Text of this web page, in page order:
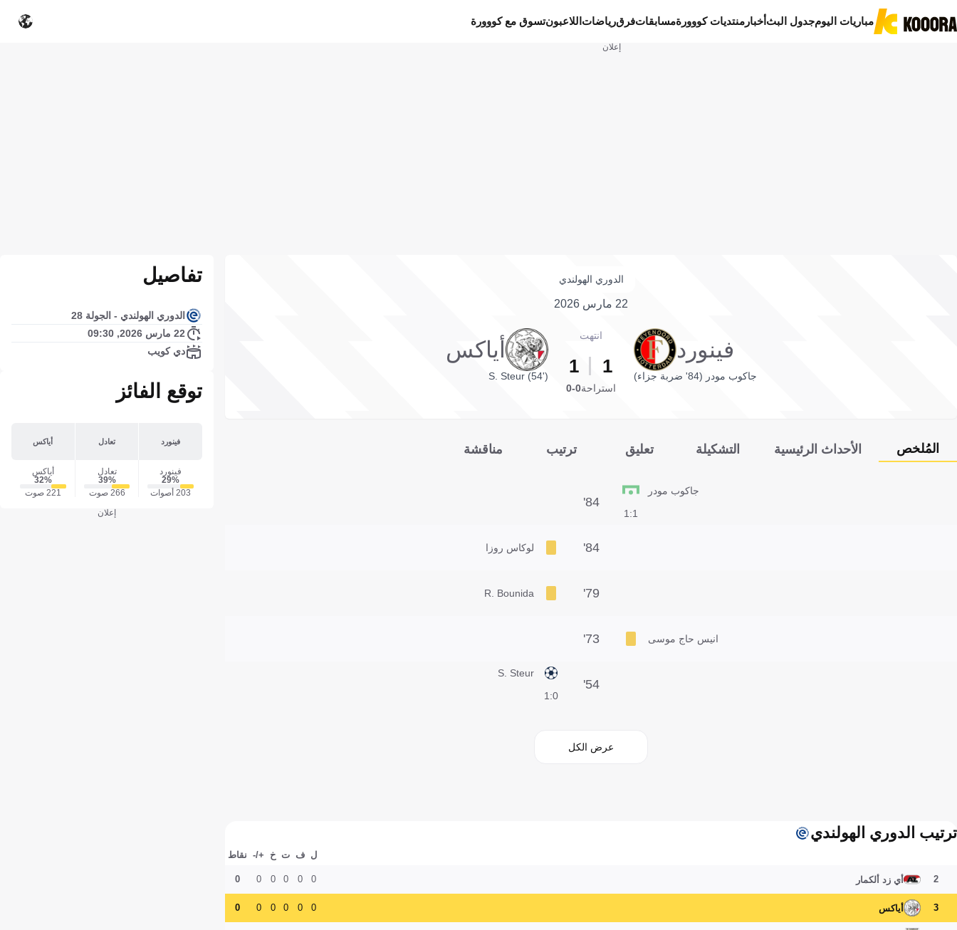
مباريات اليومجدول البثأخبار منتديات كووورةمسابقاتفرقرياضات اللاعبونتسوق مع كووورة
إعلان
الدوري الهولندي
22 مارس 2026
فينورد
جاكوب مودر (84' ضربة جزاء)
انتهت
1
1
أياكس
S. Steur (54')
استراحة0-0
المُلخص الأحداث الرئيسية التشكيلة تعليق ترتيب مناقشة
1:1
جاكوب مودر
84'
لوكاس روزا 84'
R. Bounida 79'
انيس حاج موسى 73'
0:1
S. Steur
54'
عرض الكل
ترتيب الدوري الهولندي
ل ف ت خ +/- نقاط
2 أي زد ألكمار 0
0
0
0
0
0
3 أياكس 0
0
0
0
0
0
تفاصيل
الدوري الهولندي - الجولة 28
22 مارس 2026, 09:30
دي كويب
توقع الفائز
فينورد تعادل أياكس
فينورد
29‎%‎
203 أصوات
تعادل
39‎%‎
266 صوت
أياكس
32‎%‎
221 صوت
إعلان